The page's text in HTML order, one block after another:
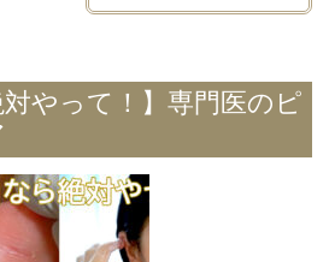
対やって！】専門医のピ